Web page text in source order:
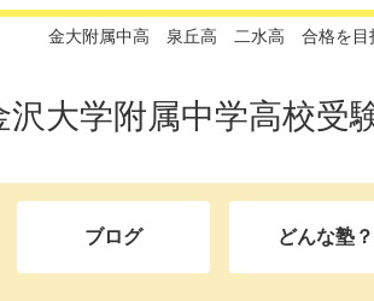
金大附属中高 泉丘高 二水高 合格を目
沢大学附属中学高校受
ブログ どんな塾？